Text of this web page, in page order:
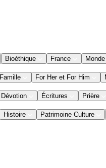
Bioéthique France Monde
Famille For Her et For Him
Dévotion Écritures Prière
Histoire Patrimoine Culture